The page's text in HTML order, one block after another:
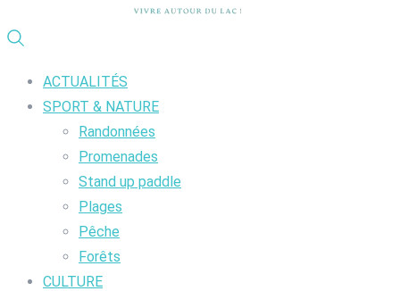
ACTUALITÉS
SPORT & NATURE
Randonnées
Promenades
Stand up paddle
Plages
Pêche
Forêts
CULTURE